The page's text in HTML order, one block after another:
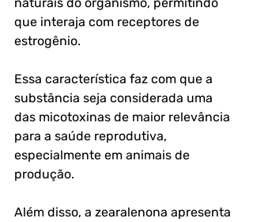
que interaja com receptores de
estrogênio.
Essa característica faz com que a
substância seja considerada uma
das micotoxinas de maior relevância
para a saúde reprodutiva,
especialmente em animais de
produção.
Além disso, a zearalenona apresenta